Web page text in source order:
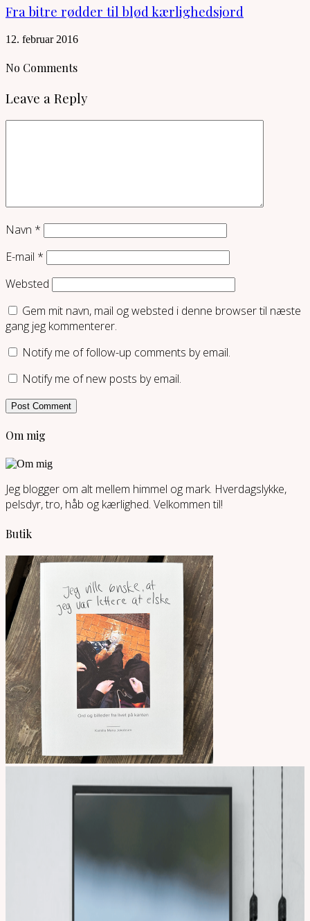
Fra bitre rødder til blød kærlighedsjord
12. februar 2016
No Comments
Leave a Reply
Navn *
E-mail *
Websted
Gem mit navn, mail og websted i denne browser til næste
gang jeg kommenterer.
Notify me of follow-up comments by email.
Notify me of new posts by email.
Om mig
Jeg blogger om alt mellem himmel og mark. Hverdagslykke,
pelsdyr, tro, håb og kærlighed. Velkommen til!
Butik